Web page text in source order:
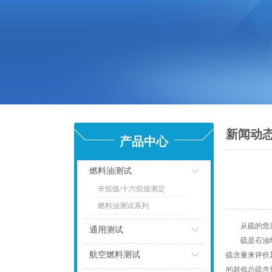
产品中心
燃料油测试
点击
辛烷值/十六烷值测定
燃料油测试系列
通用测试
航空燃料测试
新闻动
从硫的危害
硫是石油组
硫含量来评价
的超低总硫含